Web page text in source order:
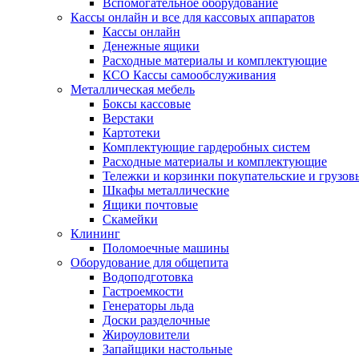
Вспомогательное оборудование
Кассы онлайн и все для кассовых аппаратов
Кассы онлайн
Денежные ящики
Расходные материалы и комплектующие
КСО Кассы самообслуживания
Металлическая мебель
Боксы кассовые
Верстаки
Картотеки
Комплектующие гардеробных систем
Расходные материалы и комплектующие
Тележки и корзинки покупательские и
Шкафы металлические
Ящики почтовые
Скамейки
Клининг
Поломоечные машины
Оборудование для общепита
Водоподготовка
Гастроемкости
Генераторы льда
Доски разделочные
Жироуловители
Запайщики настольные